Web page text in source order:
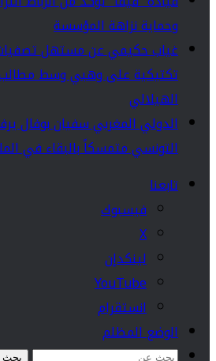
وحماية نزاهة المؤسسة
غياب حكيمي عن مستهل
تكتيكية على وهبي وسط مطالب
الهيلالي
الدولي المغربي سفيان بوفال
التونسي متمسكاً بالبقاء في
تابعنا
فيسبوك
‫X
لينكدإن
‫YouTube
انستقرام
الوضع المظلم